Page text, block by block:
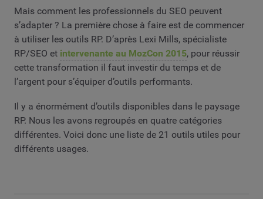
Mais comment les professionnels du SEO peuvent
s’adapter ? La première chose à faire est de commencer
à utiliser les outils RP. D’après Lexi Mills, spécialiste
RP/SEO et intervenante au MozCon 2015, pour réussir
cette transformation il faut investir du temps et de
l’argent pour s’équiper d’outils performants.
Il y a énormément d’outils disponibles dans le paysage
RP. Nous les avons regroupés en quatre catégories
différentes. Voici donc une liste de 21 outils utiles pour
différents usages.